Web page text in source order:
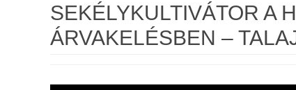
SEKÉLYKULTIVÁTOR A
ÁRVAKELÉSBEN –